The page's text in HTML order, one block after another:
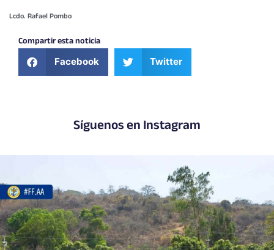
Lcdo. Rafael Pombo
Compartir esta noticia
Facebook Twitter
Síguenos en Instagram